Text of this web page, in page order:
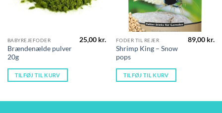
BABYREJEFODER
Brændenælde pulver
20g
25,00 kr.
TILFØJ TIL KURV
FODER TIL REJER
Shrimp King – Snow
pops
89,00 kr.
TILFØJ TIL KURV